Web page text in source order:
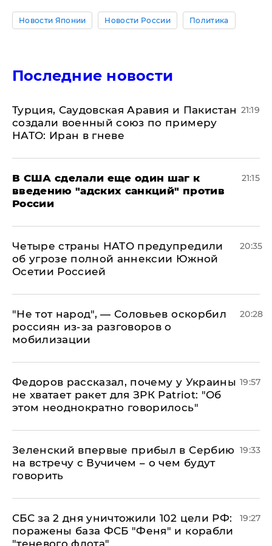
Новости Японии Новости России Политика
Последние новости
Турция, Саудовская Аравия и Пакистан
создали военный союз по примеру
НАТО: Иран в гневе
21:19
В США сделали еще один шаг к
введению "адских санкций" против
России
21:15
Четыре страны НАТО предупредили
об угрозе полной аннексии Южной
Осетии Россией
20:35
​"Не тот народ", — Соловьев оскорбил
россиян из-за разговоров о
мобилизации
20:28
Федоров рассказал, почему у Украины
не хватает ракет для ЗРК Patriot: "Об
этом неоднократно говорилось"
19:57
Зеленский впервые прибыл в Сербию
на встречу с Вучичем – о чем будут
говорить
19:33
СБС за 2 дня уничтожили 102 цели РФ:
поражены база ФСБ "Феня" и корабли
"теневого флота"
19:27